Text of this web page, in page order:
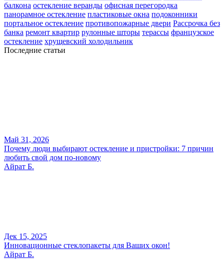
балкона остекление веранды офисная перегородка
панорамное остекление пластиковые окна подоконники
портальное остекление противопожарные двери Рассрочка без
банка ремонт квартир рулонные шторы терассы французское
остекление хрущевский холодильник
Последние статьи
Май 31, 2026
Почему люди выбирают остекление и пристройки: 7 причин
любить свой дом по-новому
Айрат Б.
Дек 15, 2025
Инновационные стеклопакеты для Ваших окон!
Айрат Б.